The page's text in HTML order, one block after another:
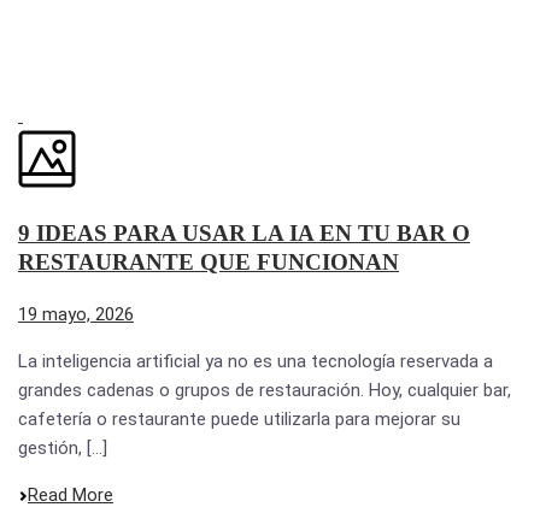
9 IDEAS PARA USAR LA IA EN TU BAR O
RESTAURANTE QUE FUNCIONAN
19 mayo, 2026
La inteligencia artificial ya no es una tecnología reservada a
grandes cadenas o grupos de restauración. Hoy, cualquier bar,
cafetería o restaurante puede utilizarla para mejorar su
gestión, [...]
Read More